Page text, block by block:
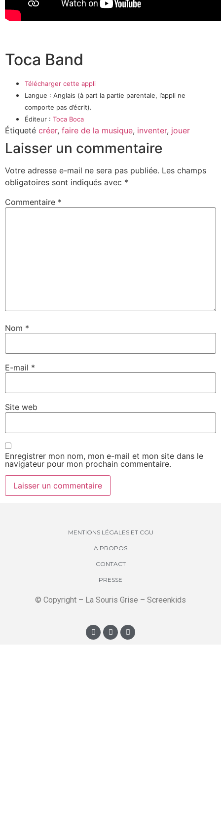
Toca Band
Télécharger cette appli
Langue : Anglais (à part la partie parentale, l’appli ne
comporte pas d’écrit).
Éditeur : Toca Boca
Étiqueté créer, faire de la musique, inventer, jouer
Laisser un commentaire
Votre adresse e-mail ne sera pas publiée. Les champs
obligatoires sont indiqués avec *
Commentaire *
Nom *
E-mail *
Site web
Enregistrer mon nom, mon e-mail et mon site dans le
navigateur pour mon prochain commentaire.
MENTIONS LÉGALES ET CGU
A PROPOS
CONTACT
PRESSE
© Copyright – La Souris Grise – Screenkids